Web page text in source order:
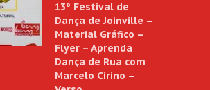
13º Festival de
Dança de Joinville –
Material Gráfico –
Flyer – Aprenda
Dança de Rua com
Marcelo Cirino –